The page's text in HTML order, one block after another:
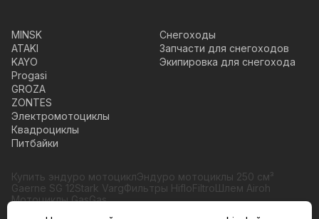
MINSK
ATAKI
KAYO
Progasi
GROZA
ZONTES
Электромотоциклы
Квадроциклы
Питбайки
Снегоходы
Запчасти для снегоходов
Экипировка для снегохода
Купить эндуро мотоциклЭндуро мотоциклы 250 см³
Gaerne SG 12Stark VargФильтры HifloFiltroШлем Airoh
Мотоциклы GasGas